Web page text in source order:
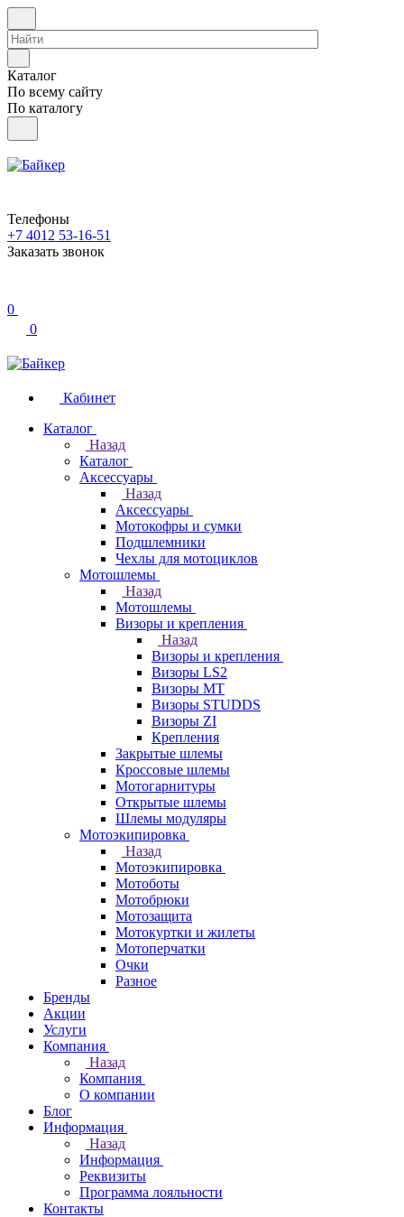
Каталог
По всему сайту
По каталогу
Телефоны
+7 4012 53-16-51
Заказать звонок
0
0
Кабинет
Каталог
Назад
Каталог
Аксессуары
Назад
Аксессуары
Мотокофры и сумки
Подшлемники
Чехлы для мотоциклов
Мотошлемы
Назад
Мотошлемы
Визоры и крепления
Назад
Визоры и крепления
Визоры LS2
Визоры MT
Визоры STUDDS
Визоры ZI
Крепления
Закрытые шлемы
Кроссовые шлемы
Мотогарнитуры
Открытые шлемы
Шлемы модуляры
Мотоэкипировка
Назад
Мотоэкипировка
Мотоботы
Мотобрюки
Мотозащита
Мотокуртки и жилеты
Мотоперчатки
Очки
Разное
Бренды
Акции
Услуги
Компания
Назад
Компания
О компании
Блог
Информация
Назад
Информация
Реквизиты
Программа лояльности
Контакты